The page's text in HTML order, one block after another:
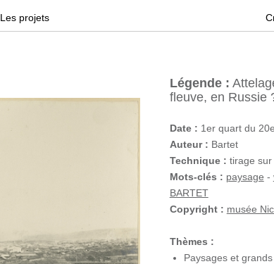
Les projets
Légende :
fleuve, en Russie
Date : 1er quart du
Auteur : Bartet
Technique : tirage
Mots-clés : paysage -
BARTET
Copyright : musée
Thèmes :
Paysages et